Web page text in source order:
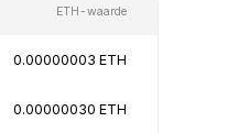
ETH-waarde
0.00000003 ETH
0.00000030 ETH